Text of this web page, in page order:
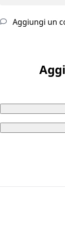
Aggiungi un